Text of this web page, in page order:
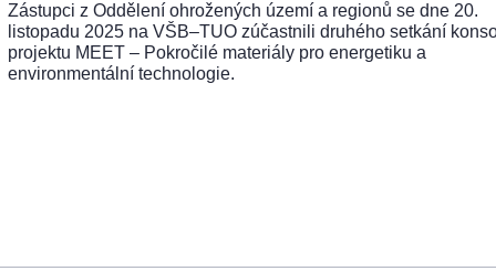
Zástupci z Oddělení ohrožených území a regionů se dne 20.
listopadu 2025 na VŠB–TUO zúčastnili druhého setkání
projektu MEET – Pokročilé materiály pro energetiku a
environmentální technologie.